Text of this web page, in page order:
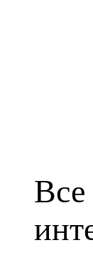
Все